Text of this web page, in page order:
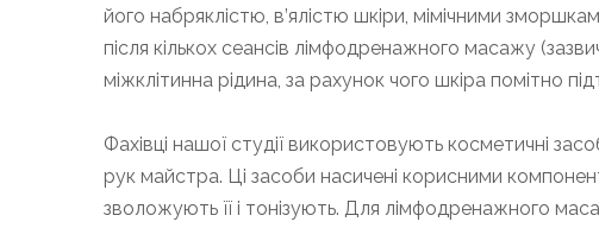
його набряклістю, в’ялістю шкіри, мімічними
після кількох сеансів лімфодренажного масажу
міжклітинна рідина, за рахунок чого шкіра помітно
Фахівці нашої студії використовують косметичні
рук майстра. Ці засоби насичені корисними
зволожують її і тонізують. Для лімфодренажного